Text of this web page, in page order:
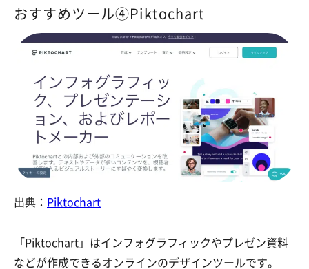
おすすめツール④Piktochart
出典： Piktochart
「Piktochart」はインフォグラフィックやプレゼン資料
などが作成できるオンラインのデザインツールです。